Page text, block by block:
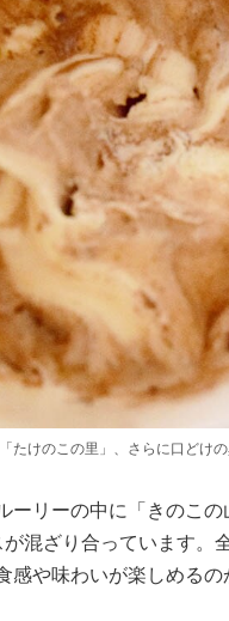
たけのこの里」、さらに口どけ
ーリーの中に「きのこ
混ざり合っています。
感や味わいが楽しめるの